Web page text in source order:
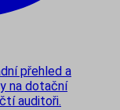
přehled a
na dotační
auditoři.